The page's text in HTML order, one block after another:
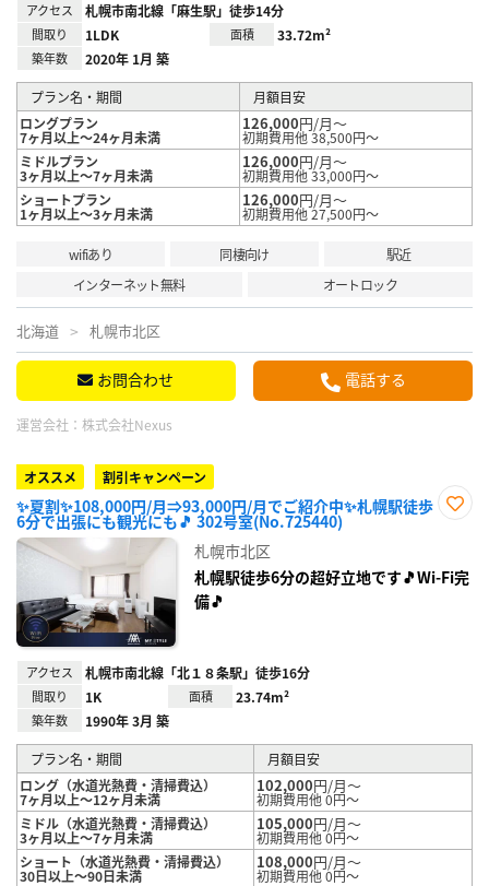
アクセス 札幌市南北線「麻生駅」徒歩14分
間取り 1LDK 面積 33.72m²
築年数 2020年 1月 築
プラン名・期間
月額目安
ロングプラン
7ヶ月以上～24ヶ月未満
126,000円/月～
初期費用他 38,500円～
ミドルプラン
3ヶ月以上～7ヶ月未満
126,000円/月～
初期費用他 33,000円～
ショートプラン
1ヶ月以上～3ヶ月未満
126,000円/月～
初期費用他 27,500円～
wifiあり 同棲向け
駅近
インターネット無料
オートロック
北海道 札幌市北区
お問合わせ 電話する
運営会社： 株式会社Nexus
オススメ 割引キャンペーン
✨夏割✨108,000円/月⇒93,000円/月でご紹介中✨札幌駅徒歩
6分で出張にも観光にも🎵 302号室(No.725440)
録
札幌市北区
札幌駅徒歩6分の超好立地です🎵Wi-Fi完
備🎵
アクセス 札幌市南北線「北１８条駅」徒歩16分
間取り 1K 面積 23.74m²
築年数 1990年 3月 築
プラン名・期間
月額目安
ロング（水道光熱費・清掃費込）
7ヶ月以上～12ヶ月未満
102,000円/月～
初期費用他 0円～
ミドル（水道光熱費・清掃費込）
3ヶ月以上～7ヶ月未満
105,000円/月～
初期費用他 0円～
ショート（水道光熱費・清掃費込）
30日以上～90日未満
108,000円/月～
初期費用他 0円～